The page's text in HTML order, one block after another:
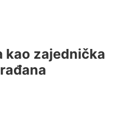
kao zajednička